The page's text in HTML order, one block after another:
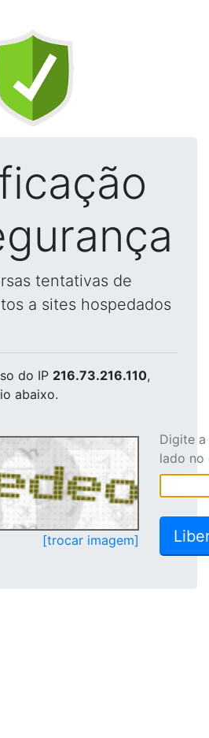
tentativas de
a sites hospedados
do IP 216.73.216.110,
abaixo.
[trocar imagem]
Digite
lado no